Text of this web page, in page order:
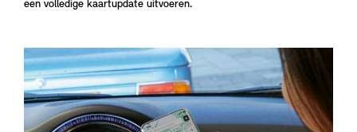
een volledige kaartupdate uitvoeren.